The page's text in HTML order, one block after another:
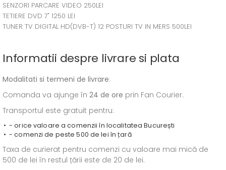
SENZORI PARCARE VIDEO 250LEI
TETIERE DVD 7" 1250 LEI
TUNER TV DIGITAL HD(DVB-T) 12 POSTURI TV IN MERS 500LEI
Informatii despre livrare si plata
Modalitati si termeni de livrare:
Comanda va ajunge în 24 de ore prin Fan Courier.
Transportul este gratuit pentru:
- orice valoare a comenzii în localitatea București
- comenzi de peste 500 de lei în țară
Taxa de curierat pentru comenzi cu valoare mai mică de
500 de lei în restul țării este de 20 de lei.